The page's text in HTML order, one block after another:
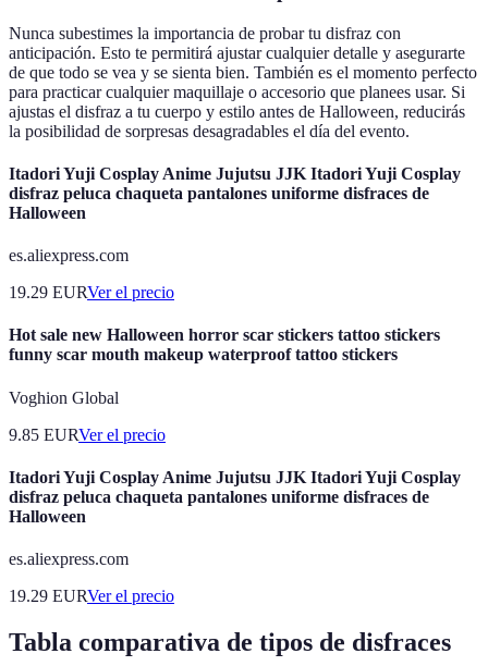
Nunca subestimes la importancia de probar tu disfraz con
anticipación. Esto te permitirá ajustar cualquier detalle y asegurarte
de que todo se vea y se sienta bien. También es el momento perfecto
para practicar cualquier maquillaje o accesorio que planees usar. Si
ajustas el disfraz a tu cuerpo y estilo antes de Halloween, reducirás
la posibilidad de sorpresas desagradables el día del evento.
Itadori Yuji Cosplay Anime Jujutsu JJK Itadori Yuji Cosplay
disfraz peluca chaqueta pantalones uniforme disfraces de
Halloween
es.aliexpress.com
19.29 EURVer el precio
Hot sale new Halloween horror scar stickers tattoo stickers
funny scar mouth makeup waterproof tattoo stickers
Voghion Global
9.85 EURVer el precio
Itadori Yuji Cosplay Anime Jujutsu JJK Itadori Yuji Cosplay
disfraz peluca chaqueta pantalones uniforme disfraces de
Halloween
es.aliexpress.com
19.29 EURVer el precio
Tabla comparativa de tipos de disfraces